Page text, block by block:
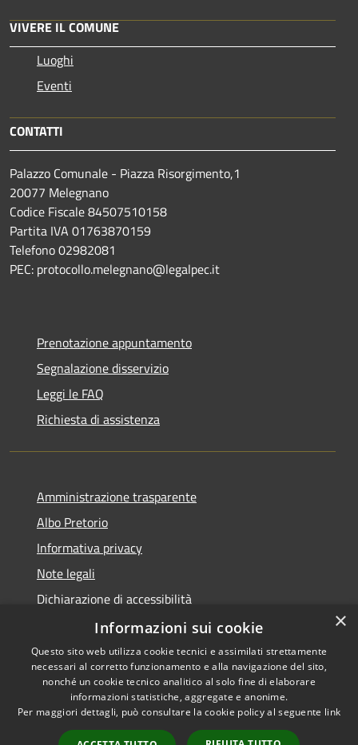
VIVERE IL COMUNE
Luoghi
Eventi
CONTATTI
Palazzo Comunale - Piazza Risorgimento,1
20077 Melegnano
Codice Fiscale 84507510158
Partita IVA 01763870159
Telefono 02982081
PEC: protocollo.melegnano@legalpec.it
Prenotazione appuntamento
Segnalazione disservizio
Leggi le FAQ
Richiesta di assistenza
Amministrazione trasparente
Albo Pretorio
Informativa privacy
Note legali
Dichiarazione di accessibilità
Attuazione PNRR
RSS
Accessibilità
Copyright © 2026 • Comune di
×
Informazioni sui cookie
Questo sito web utilizza cookie tecnici e assimilati strettamente
necessari al corretto funzionamento e alla navigazione del sito,
nonché un cookie tecnico analitico al solo fine di elaborare
informazioni statistiche, aggregate e anonime.
Per maggiori dettagli, può consultare la cookie policy al seguente link